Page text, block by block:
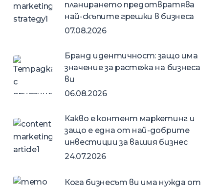
планирането предотвратява
най-скъпите грешки в бизнеса
07.08.2026
Бранд идентичност: защо има
значение за растежа на бизнеса
ви
06.08.2026
Какво е контент маркетинг и
защо е една от най-добрите
инвестиции за вашия бизнес
24.07.2026
Кога бизнесът ви има нужда от